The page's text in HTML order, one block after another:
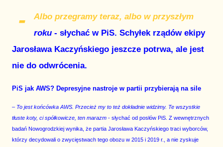
-
Albo przegramy teraz, albo w przyszłym
roku - słychać w PiS. Schyłek rządów ekipy
Jarosława Kaczyńskiego jeszcze potrwa, ale jest
nie do odwrócenia.
PiS jak AWS? Depresyjne nastroje w partii przybierają na sile
– To jest końcówka AWS. Przecież my to też dokładnie widzimy. Te wszystkie
tłuste koty, ci spółkowicze, ten marazm - słychać od posłów PiS. Z wewnętrznych
badań Nowogrodzkiej wynika, że partia Jarosława Kaczyńskiego traci wyborców,
którzy decydowali o zwycięstwach tego obozu w 2015 i 2019 r., a nie zyskuje